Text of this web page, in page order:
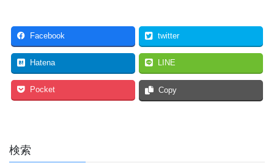
Facebook twitter
Hatena LINE
Pocket Copy
検索